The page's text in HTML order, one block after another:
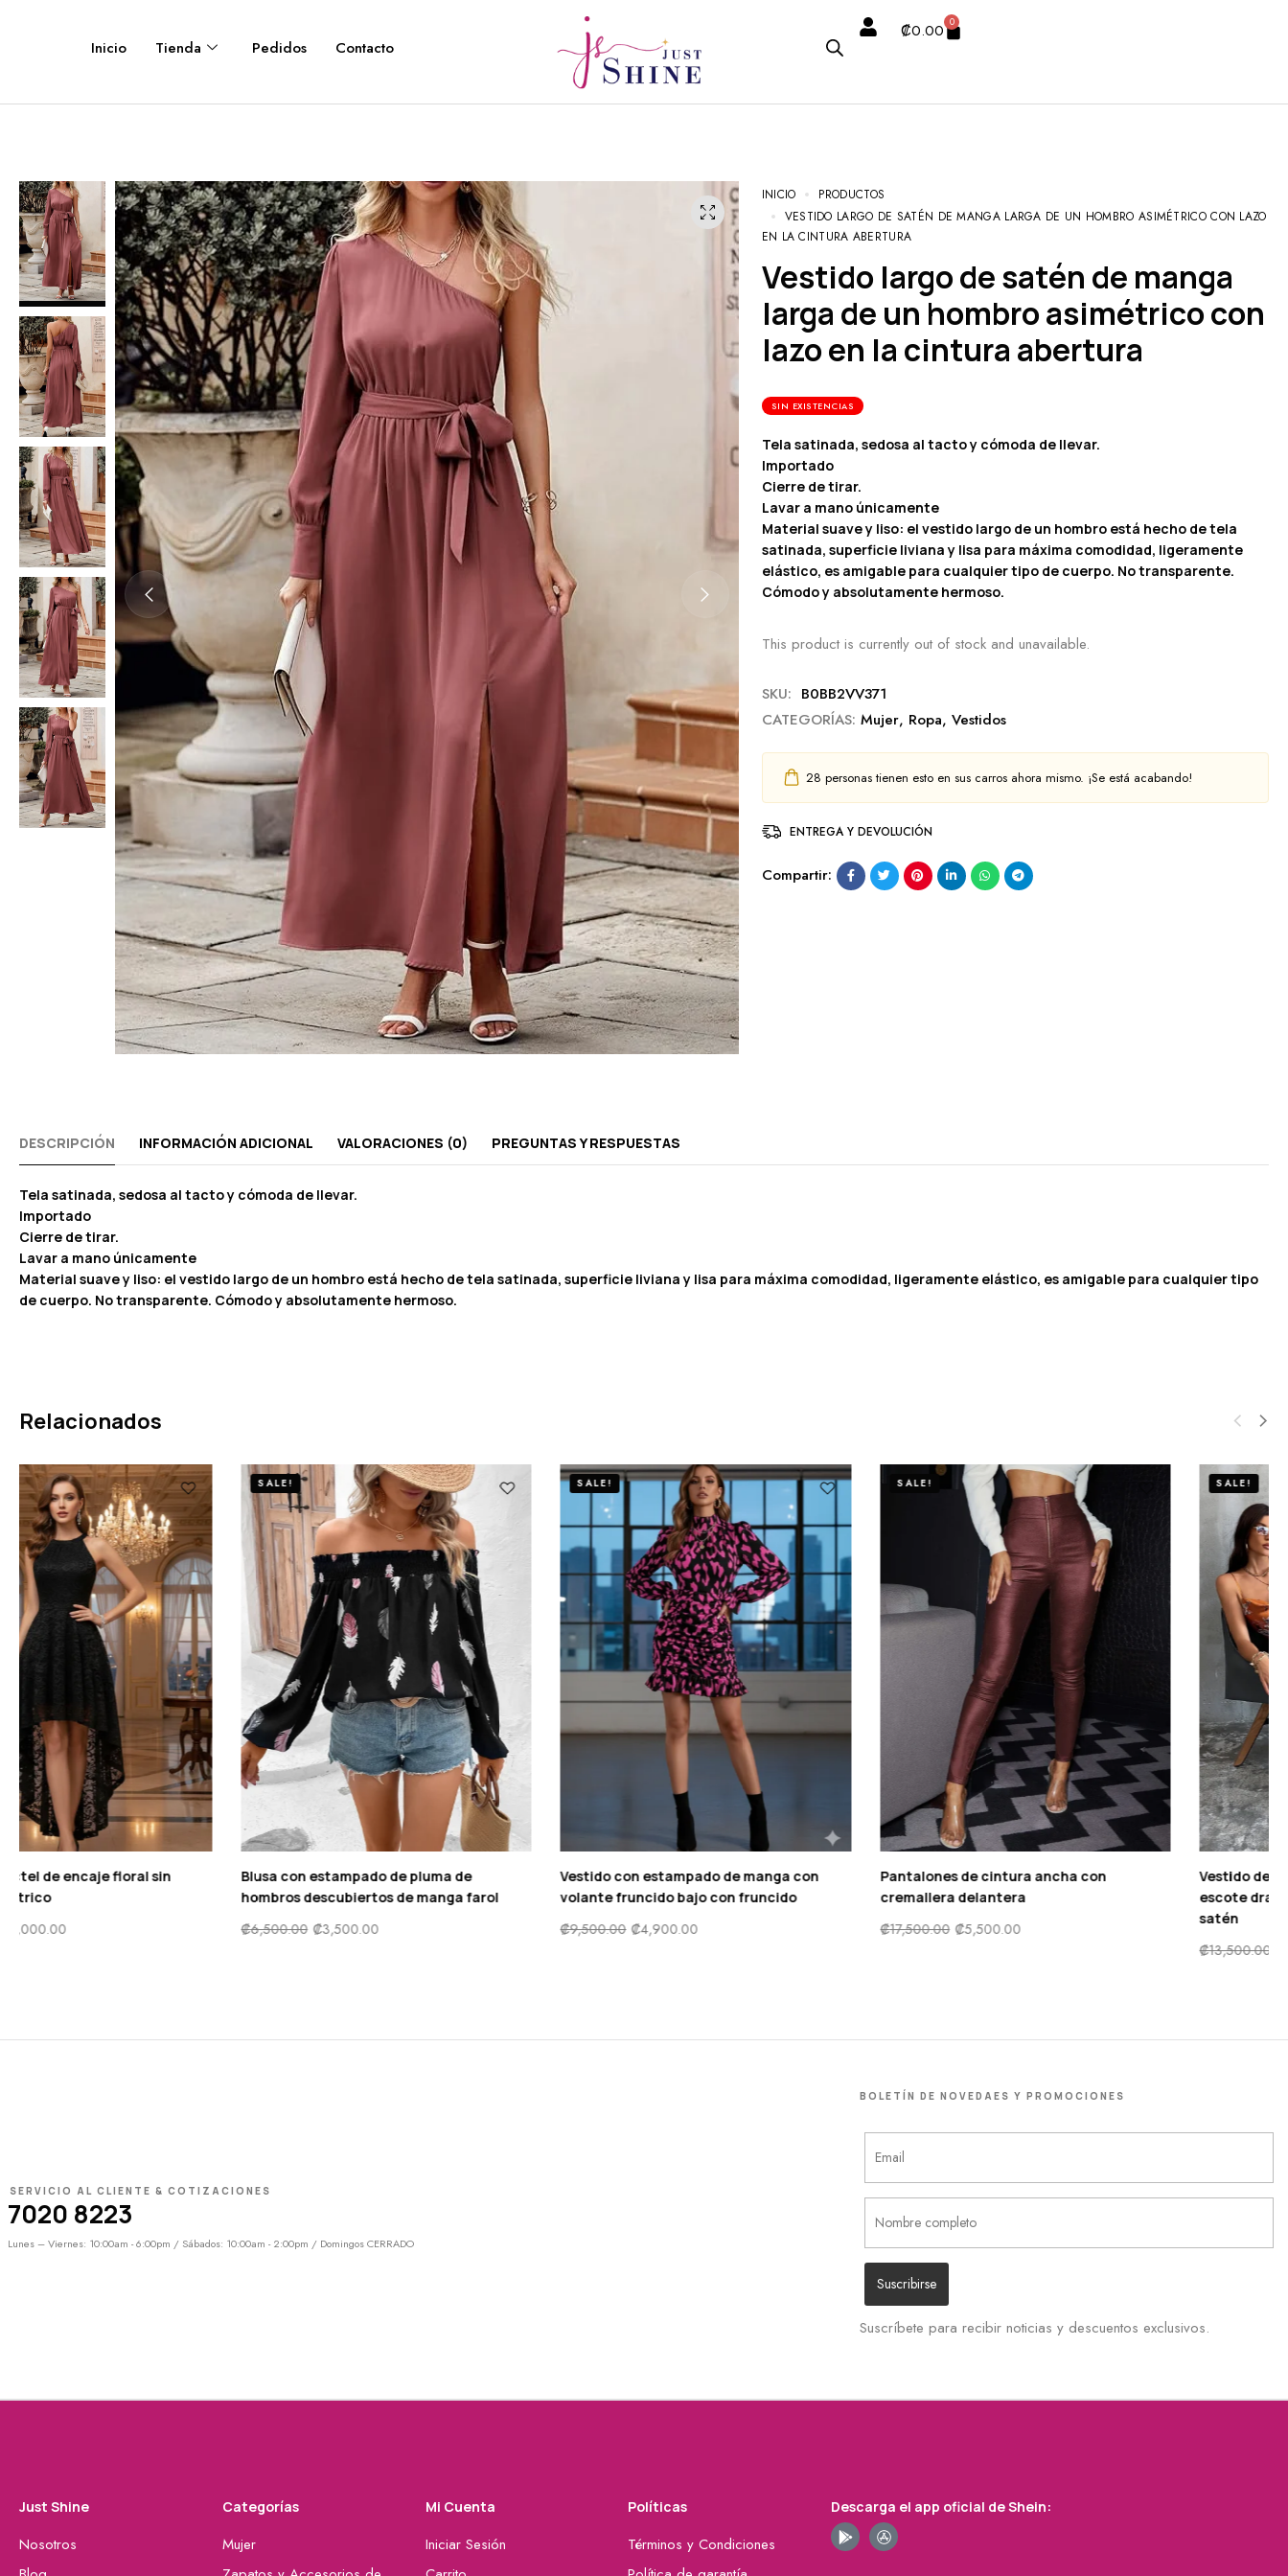
Inicio Tienda Pedidos Contacto
₡0.00 0
INICIO
PRODUCTOS
VESTIDO LARGO DE SATÉN DE MANGA LARGA DE UN HOMBRO ASIMÉTRICO CON LAZO
EN LA CINTURA ABERTURA
Vestido largo de satén de manga
larga de un hombro asimétrico con
lazo en la cintura abertura
SIN EXISTENCIAS
Tela satinada, sedosa al tacto y cómoda de llevar.
Importado
Cierre de tirar.
Lavar a mano únicamente
Material suave y liso: el vestido largo de un hombro está hecho de tela
satinada, superficie liviana y lisa para máxima comodidad, ligeramente
elástico, es amigable para cualquier tipo de cuerpo. No transparente.
Cómodo y absolutamente hermoso.
This product is currently out of stock and unavailable.
SKU: B0BB2VV371
CATEGORÍAS: Mujer, Ropa, Vestidos
28 personas tienen esto en sus carros ahora mismo. ¡Se está acabando!
ENTREGA Y DEVOLUCIÓN
Compartir:
DESCRIPCIÓN INFORMACIÓN ADICIONAL VALORACIONES (0) PREGUNTAS Y RESPUESTAS
Tela satinada, sedosa al tacto y cómoda de llevar.
Importado
Cierre de tirar.
Lavar a mano únicamente
Material suave y liso: el vestido largo de un hombro está hecho de tela satinada, superficie liviana y lisa para máxima comodidad, ligeramente elástico, es amigable para cualquier tipo
de cuerpo. No transparente. Cómodo y absolutamente hermoso.
Relacionados
SALE!
Vestido lápiz de manga gigot con malla
fina
₡9,900.00
SALE!
Vestido ribete con fruncido con
estampado floral de margaritas
₡8,500.00
SALE!
Vestido de cóctel de encaje floral sin
mangas Asimetrico
₡12,000.00
SALE!
Blusa con estampado de pluma de
hombros descubiertos de manga farol
₡6,500.00
SERVICIO AL CLIENTE & COTIZACIONES
7020 8223
Lunes – Viernes: 10:00am - 6:00pm / Sábados: 10:00am - 2:00pm / Domingos CERRADO
BOLETÍN DE NOVEDAES Y PROMOCIONES
Suscríbete para recibir noticias y descuentos exclusivos.
Just Shine
Nosotros
Categorías
Mujer
Mi Cuenta
Iniciar Sesión
Políticas
Términos y Condiciones
Descarga el app oficial de Shein: